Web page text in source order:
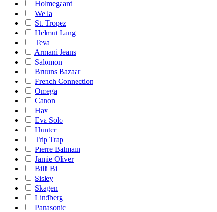
Holmegaard
Wella
St. Tropez
Helmut Lang
Teva
Armani Jeans
Salomon
Bruuns Bazaar
French Connection
Omega
Canon
Hay
Eva Solo
Hunter
Trip Trap
Pierre Balmain
Jamie Oliver
Billi Bi
Sisley
Skagen
Lindberg
Panasonic